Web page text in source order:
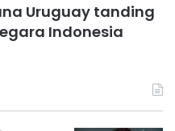
Uruguay tanding
Indonesia